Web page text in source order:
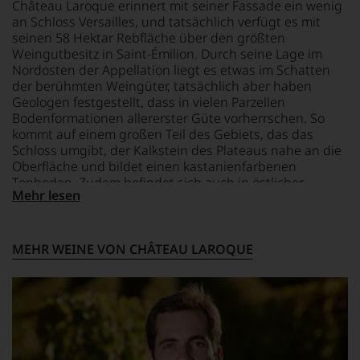
zu
unterstreichen,
auf
welch
hohem
Niveau
sich
unsere
Weinselektion
bewegt.
Das
aber
genügt
uns
Wir
haben
festgestellt,
Bewertung
schwer
der
Universität
von
Wisconsin.
Bedingt
durch
seinen
Vater
wandte
er
sich
aber
vor
1978
Weinwelt
entscheidender
Château Laroque erinnert mit seiner Fassade ein wenig
an Schloss Versailles, und tatsächlich verfügt es mit
seinen 58 Hektar Rebfläche über den größten
Weingutbesitz in Saint-Émilion. Durch seine Lage im
Nordosten der Appellation liegt es etwas im Schatten
der berühmten Weingüter, tatsächlich aber haben
Geologen festgestellt, dass in vielen Parzellen
Bodenformationen allererster Güte vorherrschen. So
kommt auf einem großen Teil des Gebiets, das das
Schloss umgibt, der Kalkstein des Plateaus nahe an die
Oberfläche und bildet einen kastanienfarbenen
Tonboden. Zudem befindet sich auch in östlicher
Richtung eine Schicht aus rotem Ton. Seit David Siure
besten Saint-Émilion Grands Crus Classés.
Mehr lesen
MEHR WEINE VON CHÂTEAU LAROQUE